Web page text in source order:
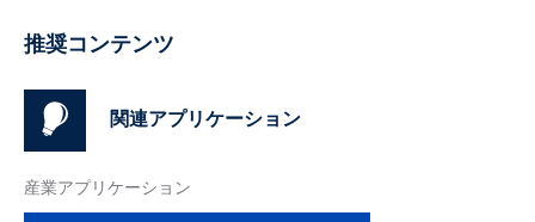
推奨コンテンツ
関連アプリケーション
産業アプリケーション